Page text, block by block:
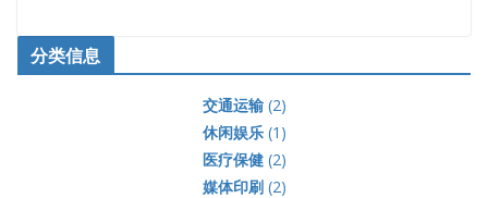
分类信息
交通运输(2)
休闲娱乐(1)
医疗保健(2)
媒体印刷(2)